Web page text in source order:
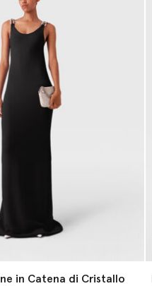
in Catena di Cristallo